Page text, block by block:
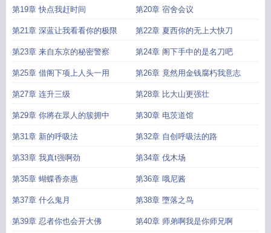
第19章 快点我赶时间 第20章 宿舍会议
第21章 深蓝让我看看你的极限 第22章 夏西你的无上大快刀
第23章 来自东京的秘密警察 第24章 阁下手中的是名刀吧
第25章 借阁下项上人头一用 第26章 竟然用金钱腐朽我意志
第27章 连升三级 第28章 比大山更强壮
第29章 你將在眾人的簇拥中 第30章 电茨道馆
第31章 新的呼吸法 第32章 自创呼吸法的路
第33章 我真t强啊劲 第34章 伐木场
第35章 蝴蝶香奈惠 第36章 哦尼酱
第37章 什么鬼月 第38章 墮落之鸟
第39章 忍者你也会开大佛 第40章 师弟啊我是你师兄啊